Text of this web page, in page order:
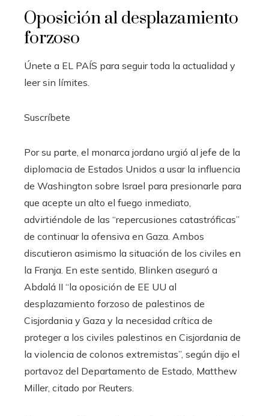
Oposición al desplazamiento
forzoso
Únete a EL PAÍS para seguir toda la actualidad y
leer sin límites.
Suscríbete
Por su parte, el monarca jordano urgió al jefe de la
diplomacia de Estados Unidos a usar la influencia
de Washington sobre Israel para presionarle para
que acepte un alto el fuego inmediato,
advirtiéndole de las “repercusiones catastróficas”
de continuar la ofensiva en Gaza. Ambos
discutieron asimismo la situación de los civiles en
la Franja. En este sentido, Blinken aseguró a
Abdalá II “la oposición de EE UU al
desplazamiento forzoso de palestinos de
Cisjordania y Gaza y la necesidad crítica de
proteger a los civiles palestinos en Cisjordania de
la violencia de colonos extremistas”, según dijo el
portavoz del Departamento de Estado, Matthew
Miller, citado por Reuters.